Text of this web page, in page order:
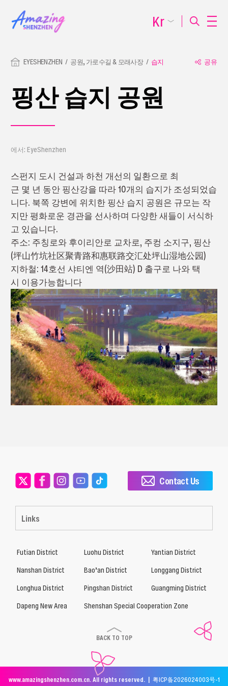
EYESHENZHEN 공원, 가로수길 & 모래사장 습지 공유
핑산 습지 공원
에서: EyeShenzhen
스펀지 도시 건설과 하천 개선의 일환으로 최
근 몇 년 동안 핑산강을 따라 10개의 습지가 조성되었습
니다. 북쪽 강변에 위치한 핑산 습지 공원은 규모는 작
지만 평화로운 경관을 선사하며 다양한 새들이 서식하
고 있습니다.
주소: 주칭로와 후이리안로 교차로, 주컹 소지구, 핑산
(坪山竹坑社区聚青路和惠联路交汇处坪山湿地公园)
지하철: 14호선 샤티엔 역(沙田站) D 출구로 나와 택
시 이용가능합니다
Kr
Links
Contact Us
Futian District Luohu District
Yantian District
Nanshan District
Bao’an District
Longgang District
Longhua District
Pingshan District
Guangming District
Dapeng New Area
Shenshan Special Cooperation Zone
BACK TO TOP
www.amazingshenzhen.com.cn. All rights reserved. | 粤ICP备2026024003号-1